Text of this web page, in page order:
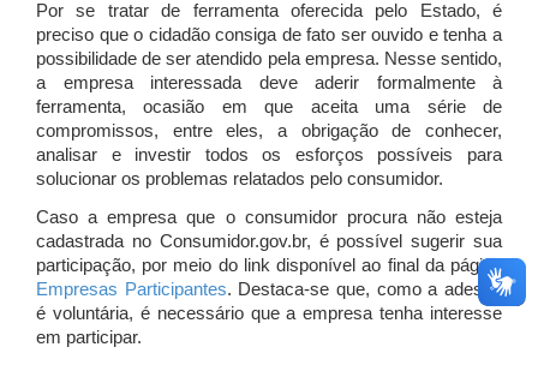
Por se tratar de ferramenta oferecida pelo Estado, é
preciso que o cidadão consiga de fato ser ouvido e tenha a
possibilidade de ser atendido pela empresa. Nesse sentido,
a empresa interessada deve aderir formalmente à
ferramenta, ocasião em que aceita uma série de
compromissos, entre eles, a obrigação de conhecer,
analisar e investir todos os esforços possíveis para
solucionar os problemas relatados pelo consumidor.
Caso a empresa que o consumidor procura não esteja
cadastrada no Consumidor.gov.br, é possível sugerir sua
participação, por meio do link disponível ao final da página
Empresas Participantes. Destaca-se que, como a adesão
é voluntária, é necessário que a empresa tenha interesse
em participar.